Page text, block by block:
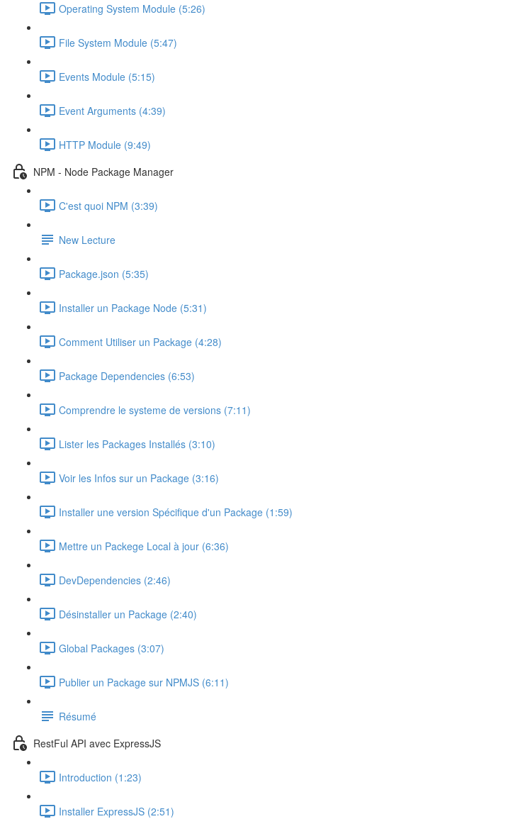
Operating System Module (5:26)
File System Module (5:47)
Events Module (5:15)
Event Arguments (4:39)
HTTP Module (9:49)
NPM - Node Package Manager
C'est quoi NPM (3:39)
New Lecture
Package.json (5:35)
Installer un Package Node (5:31)
Comment Utiliser un Package (4:28)
Package Dependencies (6:53)
Comprendre le systeme de versions (7:11)
Lister les Packages Installés (3:10)
Voir les Infos sur un Package (3:16)
Installer une version Spécifique d'un Package (1:59)
Mettre un Packege Local à jour (6:36)
DevDependencies (2:46)
Désinstaller un Package (2:40)
Global Packages (3:07)
Publier un Package sur NPMJS (6:11)
Résumé
RestFul API avec ExpressJS
Introduction (1:23)
Installer ExpressJS (2:51)